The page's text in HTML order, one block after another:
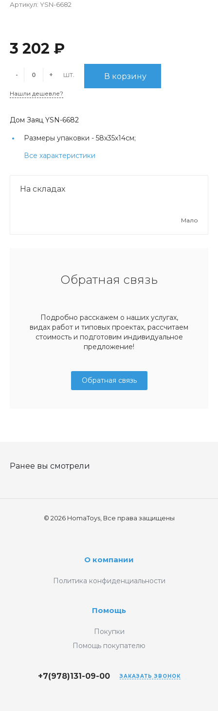
Артикул: YSN-6682
3 202 ₽
- + шт. В корзину
Нашли дешевле?
Дом Заяц YSN-6682
Размеры упаковки - 58х35х14см;
Все характеристики
На складах
Мало
Обратная связь
Подробно расскажем о наших услугах,
видах работ и типовых проектах, рассчитаем
стоимость и подготовим индивидуальное
предложение!
Обратная связь
Ранее вы смотрели
© 2026 HomaToys, Все права защищены
О компании
Политика конфиденциальности
Помощь
Покупки
Помощь покупателю
+7(978)131-09-00 ЗАКАЗАТЬ ЗВОНОК